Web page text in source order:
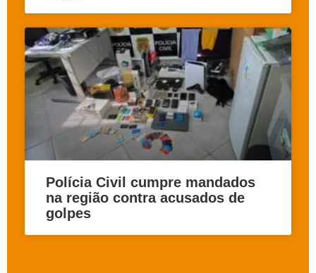
Polícia Civil cumpre mandados
na região contra acusados de
golpes